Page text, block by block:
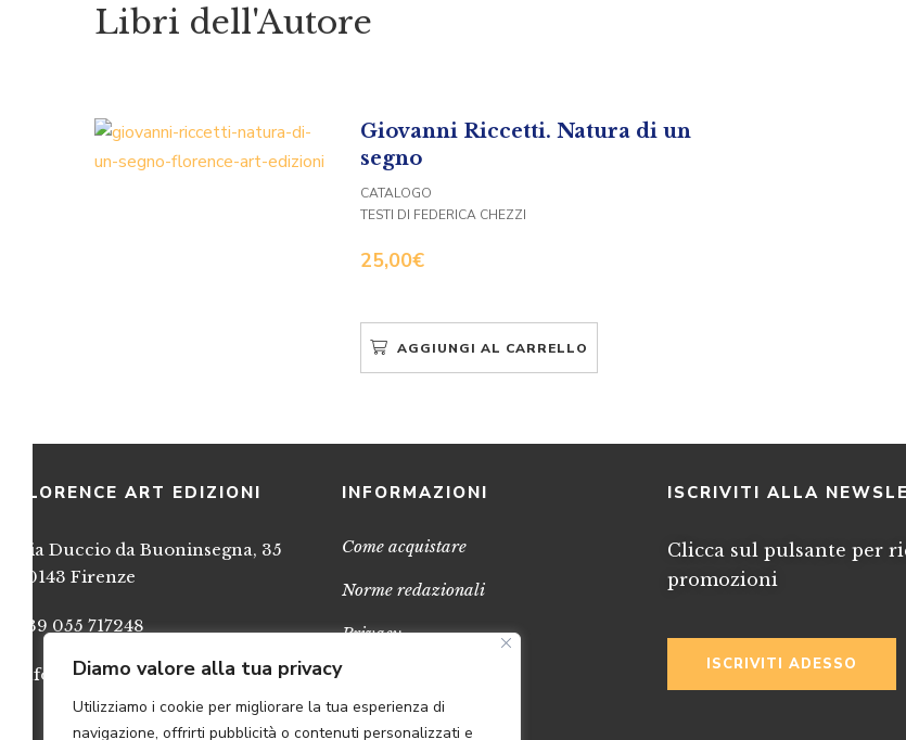
Diamo valore alla tua privacy
Utilizziamo i cookie per migliorare la tua esperienza di
navigazione, offrirti pubblicità o contenuti personalizzati e
Libri dell'Autore
Giovanni Riccetti. Natura di un
segno
25,00€
CATALOGO
TESTI DI FEDERICA CHEZZI
AGGIUNGI AL CARRELLO
FLORENCE ART EDIZIONI
Via Duccio da Buoninsegna, 35
50143 Firenze
+39 055 717248
info@FlorenceArtEdizioni.com
INFORMAZIONI
Come acquistare
Norme redazionali
Privacy
Credits
ISCRIVITI ALLA
Clicca sul pulsante per
promozioni
ISCRIVITI ADESSO